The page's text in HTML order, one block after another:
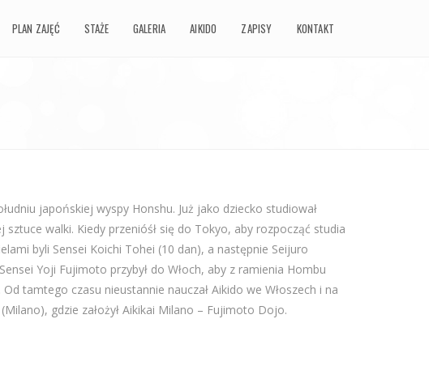
PLAN ZAJĘĆ STAŻE GALERIA AIKIDO ZAPISY KONTAKT
japońskiej wyspy Honshu. Już jako dziecko studiował
walki. Kiedy przenióśł się do Tokyo, aby rozpocząć studia
byli Sensei Koichi Tohei (10 dan), a następnie Seijuro
Yoji Fujimoto przybył do Włoch, aby z ramienia Hombu
tamtego czasu nieustannie nauczał Aikido we Włoszech i na
gdzie założył Aikikai Milano – Fujimoto Dojo.